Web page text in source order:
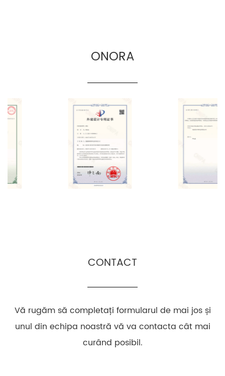
ONORA
CONTACT
Vă rugăm să completați formularul de mai jos și
unul din echipa noastră vă va contacta cât mai
curând posibil.